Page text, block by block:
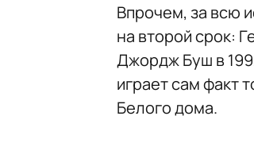
Впрочем, за всю
на второй срок:
Джордж Буш в
играет сам факт
Белого дома.